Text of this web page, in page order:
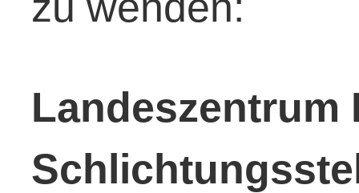
Landeszentrum